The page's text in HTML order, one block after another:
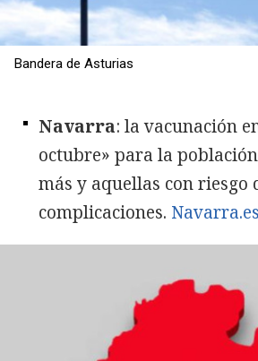
Bandera de Asturias
Navarra: la vacunación
octubre» para la
más y aquellas con riesgo
complicaciones. Navarra.es